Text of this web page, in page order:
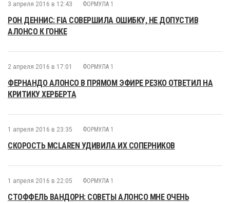
3 апреля 2016 в 12:43 ФОРМУЛА 1
РОН ДЕННИС: FIA СОВЕРШИЛА ОШИБКУ, НЕ ДОПУСТИВ
АЛОНСО К ГОНКЕ
2 апреля 2016 в 17:01 ФОРМУЛА 1
ФЕРНАНДО АЛОНСО В ПРЯМОМ ЭФИРЕ РЕЗКО ОТВЕТИЛ НА
КРИТИКУ ХЕРБЕРТА
1 апреля 2016 в 23:35 ФОРМУЛА 1
СКОРОСТЬ MCLAREN УДИВИЛА ИХ СОПЕРНИКОВ
1 апреля 2016 в 22:05 ФОРМУЛА 1
СТОФФЕЛЬ ВАНДОРН: СОВЕТЫ АЛОНСО МНЕ ОЧЕНЬ